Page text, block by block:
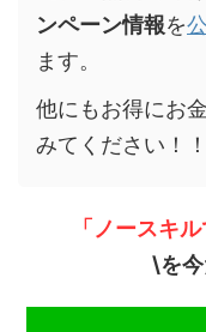
ンペーン情報を
ます。
他にもお得にお
みてください！！
「ノースキ
\を